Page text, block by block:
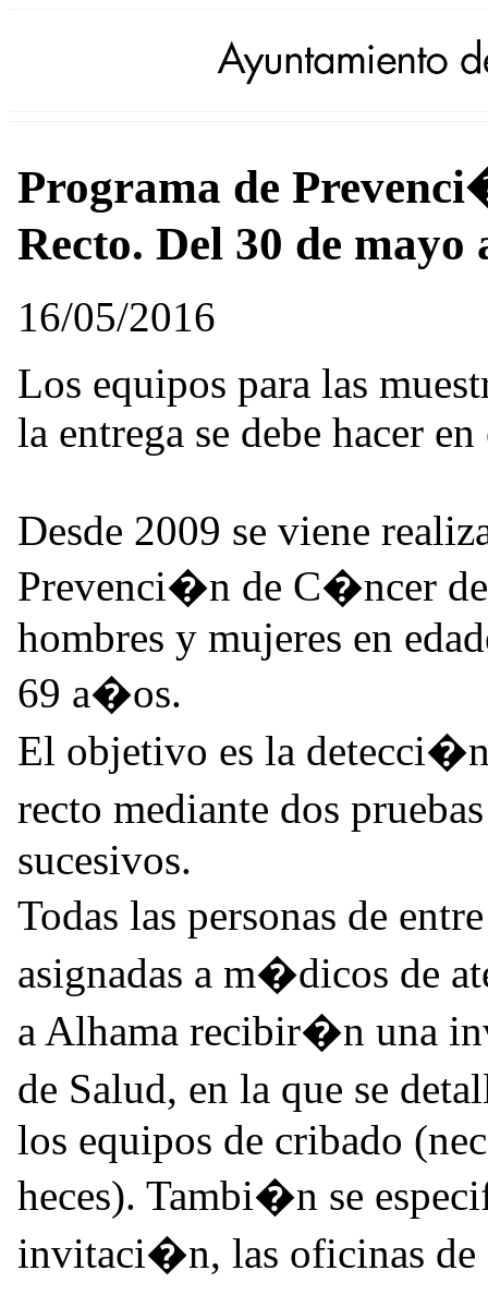
Programa de
Recto. Del 30 de mayo
16/05/2016
Los equipos para las
la entrega se debe hacer
Desde 2009 se viene
Prevenci�n de C�ncer
hombres y mujeres en
69 a�os.
El objetivo es la
recto mediante dos
sucesivos.
Todas las personas de
asignadas a m�dicos de
a Alhama recibir�n una
de Salud, en la que se
los equipos de cribado
heces). Tambi�n se
invitaci�n, las oficinas de